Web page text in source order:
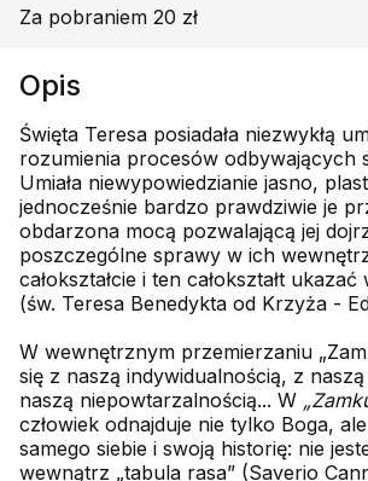
Za pobraniem 20 zł
Opis
Święta Teresa posiadała niezwykłą
rozumienia procesów odbywających
Umiała niewypowiedzianie jasno,
jednocześnie bardzo prawdziwie je
obdarzona mocą pozwalającą jej
poszczególne sprawy w ich
całokształcie i ten całokształt
(św. Teresa Benedykta od Krzyża -
W wewnętrznym przemierzaniu
się z naszą indywidualnością, z
naszą niepowtarzalnością... W
człowiek odnajduje nie tylko Boga,
samego siebie i swoją historię: nie
wewnątrz „tabula rasa” (Saverio